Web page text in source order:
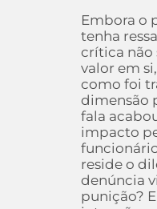
Embora o
tenha
crítica não
valor em
como foi
dimensão
fala
impacto
reside o
denúncia
punição?